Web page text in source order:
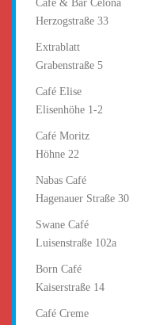
Café & Bar Celona
Herzogstraße 33
Extrablatt
Grabenstraße 5
Café Elise
Elisenhöhe 1-2
Café Moritz
Höhne 22
Nabas Café
Hagenauer Straße 30
Swane Café
Luisenstraße 102a
Born Café
Kaiserstraße 14
Café Creme